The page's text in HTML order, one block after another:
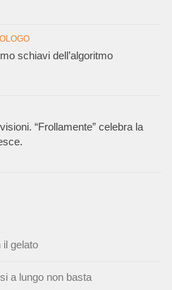
schiavi dell’algoritmo
“Frollamente” celebra la
il gelato
a lungo non basta